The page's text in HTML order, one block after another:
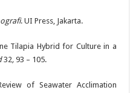
. UI Press, Jakarta.
Tilapia Hybrid for Culture in a
32, 93 – 105.
of Seawater Acclimation